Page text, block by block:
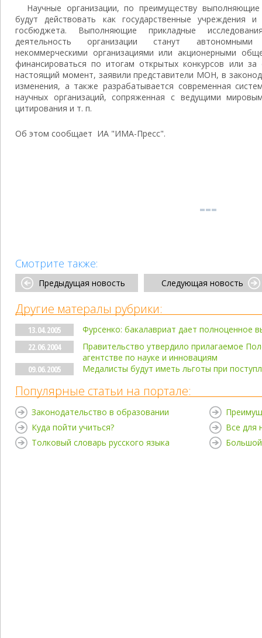
Научные организации, по преимуществу
будут действовать как государственные учреждения
госбюджета. Выполняющие прикладные
деятельность организации станут
некоммерческими организациями или акционерными
финансироваться по итогам открытых конкурсов или
настоящий момент, заявили представители МОН, в
изменения, а также разрабатывается современная
научных организаций, сопряженная с ведущими
цитирования и т. п.
Об этом сообщает ИА "ИМА-Пресс".
Смотрите также:
Предыдущая новость Следующая новость
Другие матералы рубрики:
13.04.2005
Фурсенко: бакалавриат дает полноценное
22.06.2004
Правительство утвердило прилагаемое
агентстве по науке и инновациям
09.06.2005
Медалисты будут иметь льготы при
Популярные статьи на портале:
Законодательство в образовании
Куда пойти учиться?
Толковый словарь русского языка
Все для
Большой